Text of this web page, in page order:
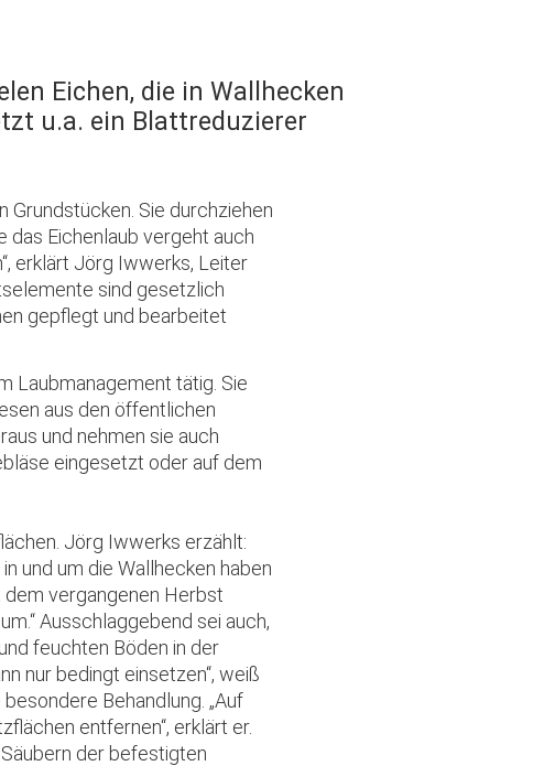
Eichen, die in Wallhecken
u.a. ein Blattreduzierer
Grundstücken. Sie durchziehen
das Eichenlaub vergeht auch
erklärt Jörg Iwwerks, Leiter
sind gesetzlich
gepflegt und bearbeitet
Laubmanagement tätig. Sie
aus den öffentlichen
und nehmen sie auch
eingesetzt oder auf dem
Jörg Iwwerks erzählt:
und um die Wallhecken haben
vergangenen Herbst
Ausschlaggebend sei auch,
feuchten Böden in der
nur bedingt einsetzen“, weiß
Behandlung. „Auf
entfernen“, erklärt er.
der befestigten